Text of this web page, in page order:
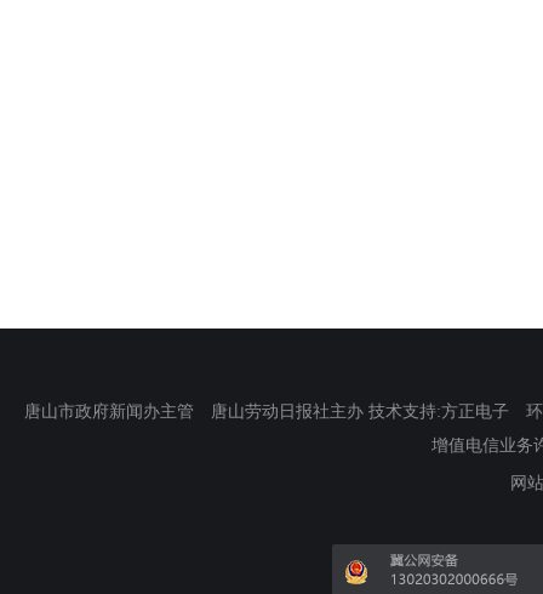
唐山市政府新闻办主管 唐山劳动日报社主办 技术支持:方正电子
增值电信业务
网